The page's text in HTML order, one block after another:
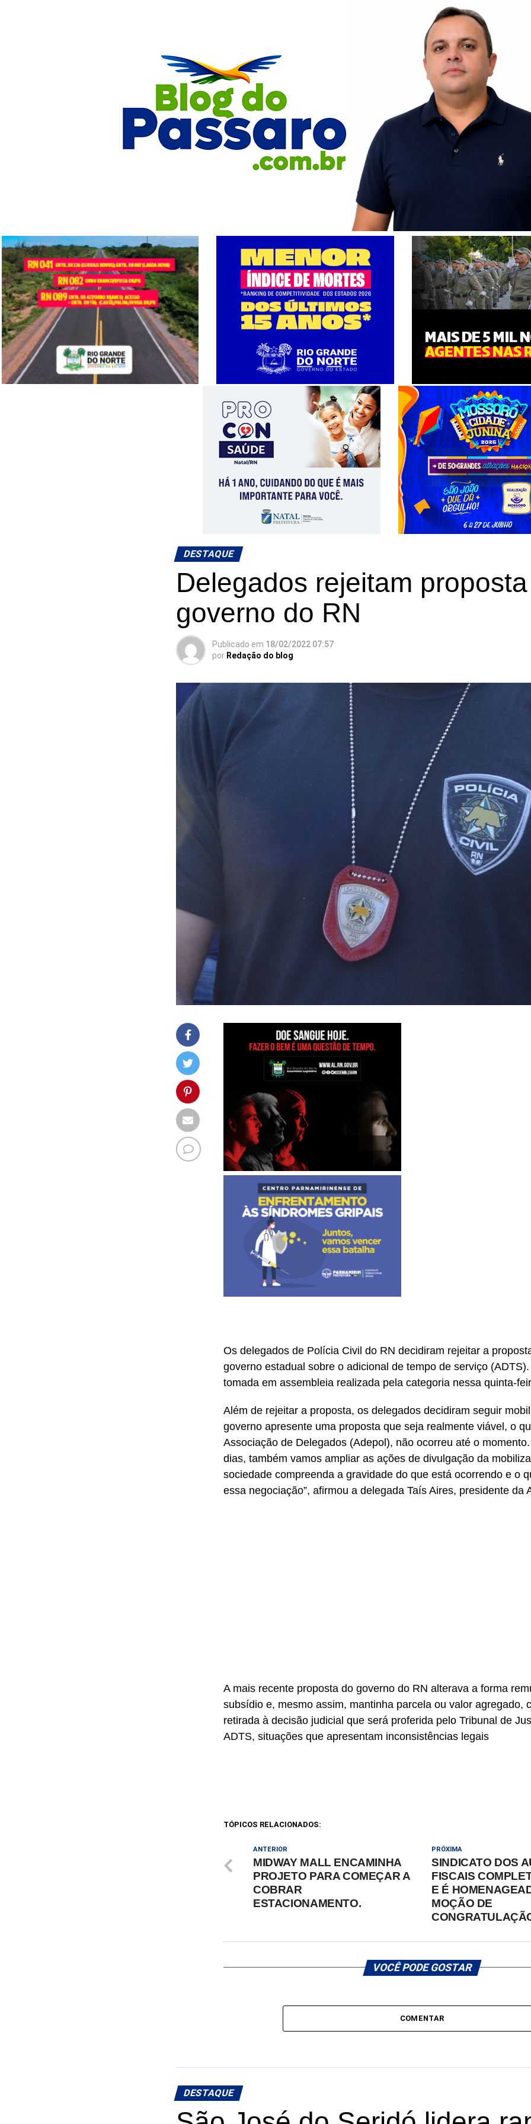
DESTAQUE
Delegados rejeitam
governo do RN
Publicado em 18/02/2022 07:57
por Redação do blog
Os delegados de Polícia Civil do RN decidiram rejeitar a
governo estadual sobre o adicional de tempo de serviço
tomada em assembleia realizada pela categoria nessa quinta-
Além de rejeitar a proposta, os delegados decidiram seguir
governo apresente uma proposta que seja realmente viável, o
Associação de Delegados (Adepol), não ocorreu até o
dias, também vamos ampliar as ações de divulgação da
sociedade compreenda a gravidade do que está ocorrendo e o
essa negociação”, afirmou a delegada Taís Aires, presidente da
A mais recente proposta do governo do RN alterava a forma
subsídio e, mesmo assim, mantinha parcela ou valor agregado,
retirada à decisão judicial que será proferida pelo Tribunal de
ADTS, situações que apresentam inconsistências legais
TÓPICOS RELACIONADOS:
PRÓXIMA
SINDICATO DOS
FISCAIS
E É
MOÇÃO DE
ANTERIOR
MIDWAY MALL ENCAMINHA
PROJETO PARA COMEÇAR A
COBRAR
ESTACIONAMENTO.
VOCÊ PODE GOSTAR
COMENTAR
DESTAQUE